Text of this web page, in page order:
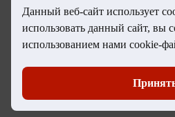
положениями ст. 437(2)
© 2023 Группа компаний ВЕСТРА.
Данный веб-сайт использует
использовать данный сайт, вы
использованием нами cookie-